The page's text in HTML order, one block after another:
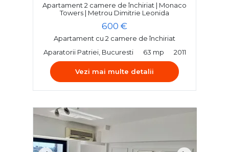
Apartament 2 camere de închiriat | Monaco
Towers | Metrou Dimitrie Leonida
600 €
Apartament cu 2 camere de închiriat
Aparatorii Patriei, Bucuresti
63 mp 2011
Vezi mai multe detalii